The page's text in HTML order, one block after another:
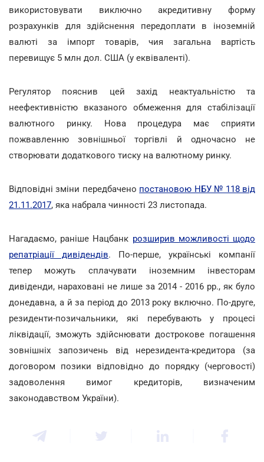
використовувати виключно акредитивну форму
розрахунків для здійснення передоплати в іноземній
валюті за імпорт товарів, чия загальна вартість
перевищує 5 млн дол. США (у еквіваленті).
Регулятор пояснив цей захід неактуальністю та
неефективністю вказаного обмеження для стабілізації
валютного ринку. Нова процедура має сприяти
пожвавленню зовнішньої торгівлі й одночасно не
створювати додаткового тиску на валютному ринку.
Відповідні зміни передбачено постановою НБУ № 118 від
21.11.2017, яка набрала чинності 23 листопада.
Нагадаємо, раніше Нацбанк розширив можливості щодо
репатріації дивідендів. По-перше, українські компанії
тепер можуть сплачувати іноземним інвесторам
дивіденди, нараховані не лише за 2014 - 2016 рр., як було
донедавна, а й за період до 2013 року включно. По-друге,
резиденти-позичальники, які перебувають у процесі
ліквідації, зможуть здійснювати дострокове погашення
зовнішніх запозичень від нерезидента-кредитора (за
договором позики відповідно до порядку (черговості)
задоволення вимог кредиторів, визначеним
законодавством України).